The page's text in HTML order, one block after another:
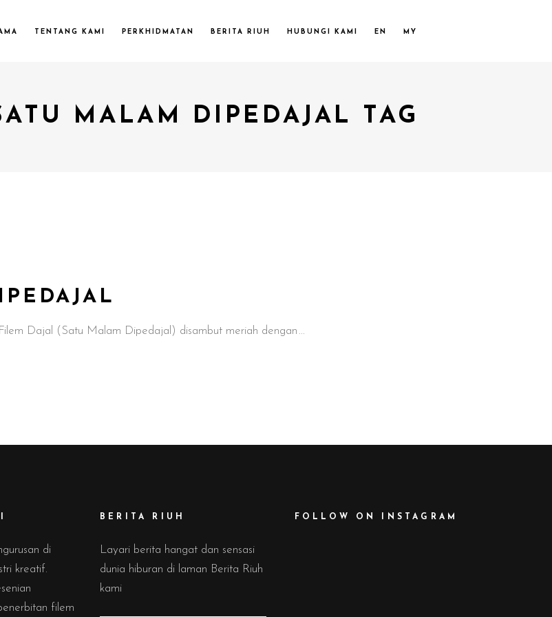
TENTANG KAMI PERKHIDMATAN BERITA RIUH HUBUNGI KAMI EN MY
MALAM DIPEDAJAL TAG
Dajal (Satu Malam Dipedajal) disambut meriah dengan
di
kreatif.
filem
BERITA RIUH
Layari berita hangat dan sensasi
dunia hiburan di laman Berita Riuh
kami
FOLLOW ON INSTAGRAM